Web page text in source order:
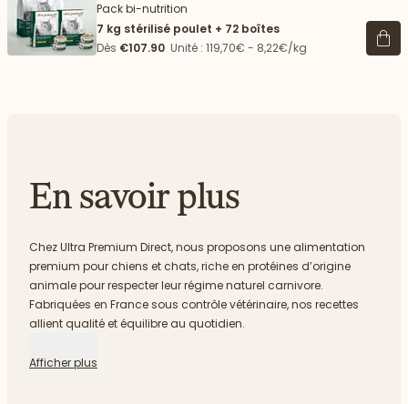
Pack bi-nutrition
7 kg stérilisé poulet + 72 boîtes
Dès €107.90 Unité : 119,70€ - 8,22€/kg Voir
En savoir plus
Chez Ultra Premium Direct, nous proposons une alimentation
premium pour chiens et chats, riche en protéines d’origine
animale pour respecter leur régime naturel carnivore.
Fabriquées en France sous contrôle vétérinaire, nos recettes
allient qualité et équilibre au quotidien.
Afficher plus